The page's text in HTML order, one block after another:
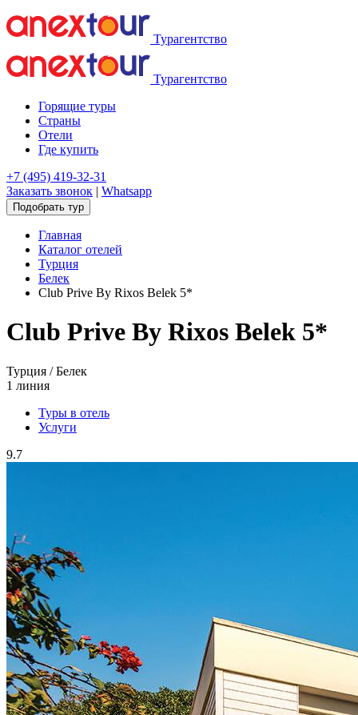
Турагентство
Турагентство
Горящие туры
Страны
Отели
Где купить
+7 (495) 419-32-31
Заказать звонок | Whatsapp
Подобрать тур
Главная
Каталог отелей
Турция
Белек
Club Prive By Rixos Belek 5*
Club Prive By Rixos Belek 5*
Турция / Белек
1 линия
Туры в отель
Услуги
9.7